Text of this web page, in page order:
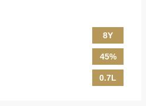
8Y
45%
0.7L